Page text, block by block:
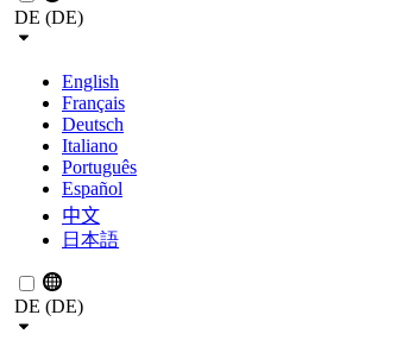
DE (DE)
English
Français
Deutsch
Italiano
Português
Español
中文
日本語
DE (DE)